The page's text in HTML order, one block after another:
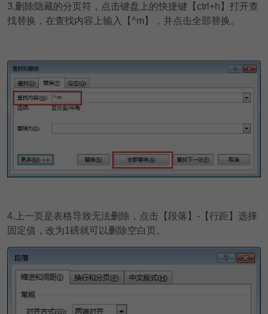
3.删除隐藏的分页符，点击键盘上的快捷键【ctrl+h】打开查
找替换，在查找内容上输入【^m】，并点击全部替换。
4.上一页是表格导致无法删除，点击【段落】-【行距】选择
固定值，改为1磅就可以删除空白页。